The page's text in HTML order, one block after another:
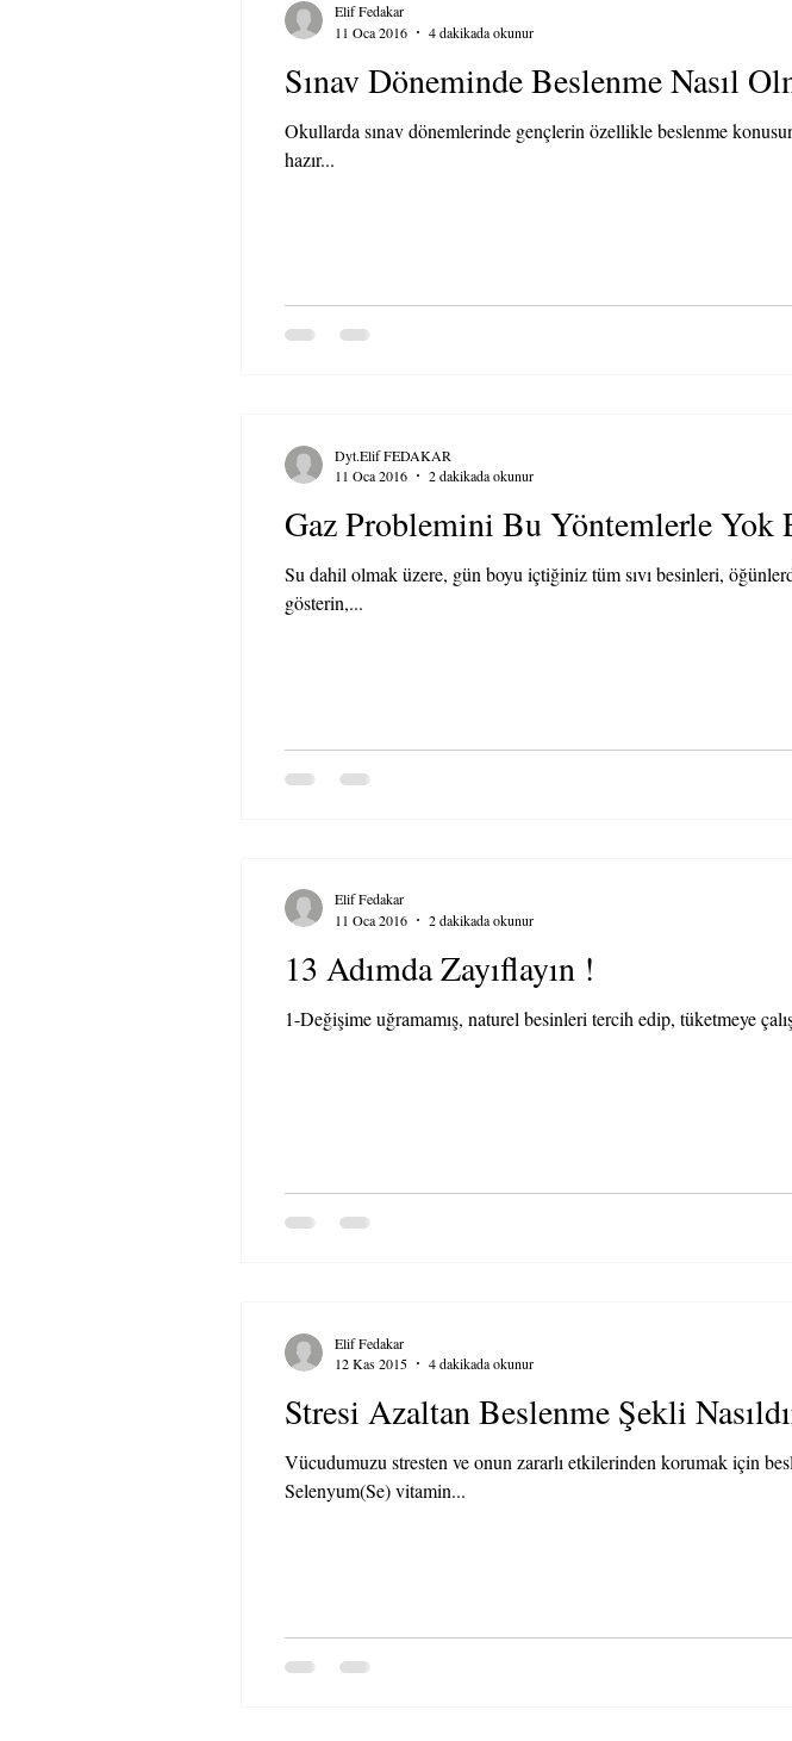
Sınav Döneminde Beslenme Nasıl
Okullarda sınav dönemlerinde gençlerin özellikle beslenme
hazır...
Elif Fedakar
11 Oca 2016
4 dakikada okunur
Gaz Problemini Bu Yöntemlerle Yok
Su dahil olmak üzere, gün boyu içtiğiniz tüm sıvı besinleri,
gösterin,...
Dyt.Elif FEDAKAR
11 Oca 2016
2 dakikada okunur
13 Adımda Zayıflayın !
1-Değişime uğramamış, naturel besinleri
Elif Fedakar
11 Oca 2016
2 dakikada okunur
Stresi Azaltan Beslenme Şekli
Vücudumuzu stresten ve onun zararlı etkilerinden korumak için
Selenyum(Se) vitamin...
Elif Fedakar
12 Kas 2015
4 dakikada okunur